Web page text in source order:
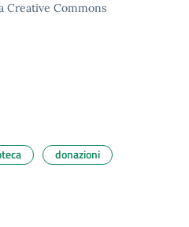
Creative Commons
donazioni